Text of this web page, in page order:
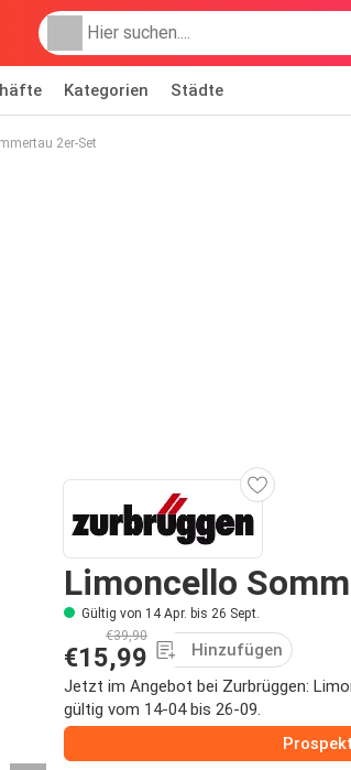
Kategorien Städte
2er-Set
Limoncello
Gültig von 14 Apr. bis 26 Sept.
€39,90
€15,99
Hinzufügen
Jetzt im Angebot bei Zurbrüggen:
gültig vom 14-04 bis 26-09.